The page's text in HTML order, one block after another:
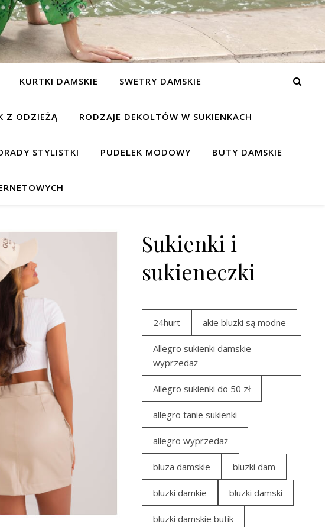
KURTKI DAMSKIE SWETRY DAMSKIE
Z ODZIEŻĄ RODZAJE DEKOLTÓW W SUKIENKACH
STYLISTKI PUDELEK MODOWY BUTY DAMSKIE
Sukienki i
sukieneczki
24hurt akie bluzki są modne
Allegro sukienki damskie
wyprzedaż
Allegro sukienki do 50 zł
allegro tanie sukienki
allegro wyprzedaż
bluza damskie bluzki dam
bluzki damkie bluzki damski
bluzki damskie butik